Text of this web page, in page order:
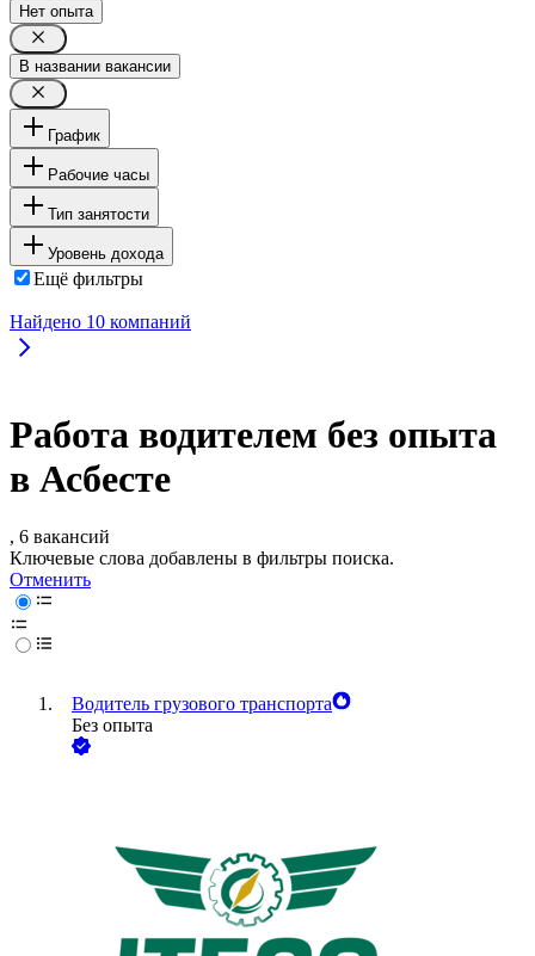
Нет опыта
В названии вакансии
График
Рабочие часы
Тип занятости
Уровень дохода
Ещё фильтры
Найдено 10 компаний
Работа водителем без опыта
в Асбесте
, 6 вакансий
Ключевые слова добавлены в фильтры поиска.
Отменить
Водитель грузового транспорта
Без опыта